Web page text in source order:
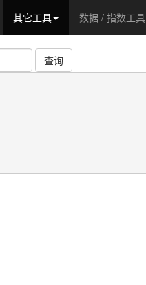
其它工具 数据 / 指数工具
查询